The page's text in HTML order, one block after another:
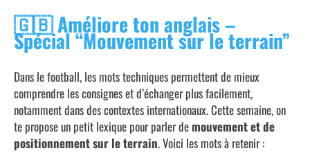
🇬🇧Améliore ton anglais –
Spécial “Mouvement sur le terrain”
Dans le football, les mots techniques permettent de mieux
comprendre les consignes et d’échanger plus facilement,
notamment dans des contextes internationaux. Cette semaine, on
te propose un petit lexique pour parler demouvement et de
positionnement sur le terrain. Voici les mots à retenir :